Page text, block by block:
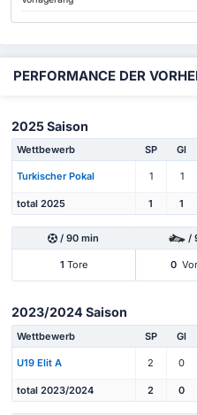
PERFORMANCE DER
2025 Saison
Wettbewerb SP Gl
Turkischer Pokal 1 1
total 2025 1 1
/ 90 min /
1 Tore 0
2023/2024 Saison
Wettbewerb SP Gl
U19 Elit A 2 0
total 2023/2024 2 0